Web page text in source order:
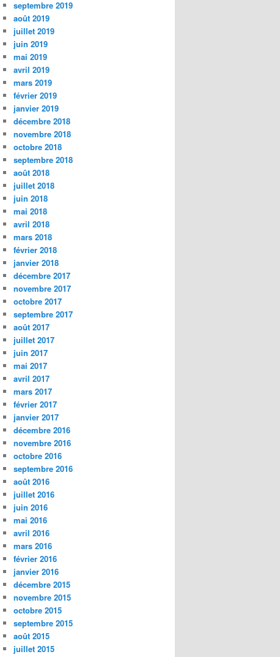
septembre 2019
août 2019
juillet 2019
juin 2019
mai 2019
avril 2019
mars 2019
février 2019
janvier 2019
décembre 2018
novembre 2018
octobre 2018
septembre 2018
août 2018
juillet 2018
juin 2018
mai 2018
avril 2018
mars 2018
février 2018
janvier 2018
décembre 2017
novembre 2017
octobre 2017
septembre 2017
août 2017
juillet 2017
juin 2017
mai 2017
avril 2017
mars 2017
février 2017
janvier 2017
décembre 2016
novembre 2016
octobre 2016
septembre 2016
août 2016
juillet 2016
juin 2016
mai 2016
avril 2016
mars 2016
février 2016
janvier 2016
décembre 2015
novembre 2015
octobre 2015
septembre 2015
août 2015
juillet 2015